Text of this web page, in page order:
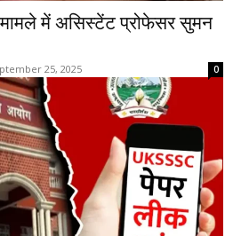
में असिस्टेंट प्रोफेसर सुमन
25, 2025 0